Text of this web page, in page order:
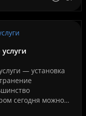
— установка
сегодня можно